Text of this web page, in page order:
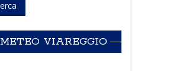
METEO VIAREGGIO